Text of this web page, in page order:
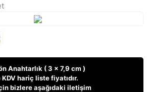
Anahtarlık ( 3 x 7,9 cm )
KDV hariç liste fiyatıdır.
bizlere aşağıdaki iletişim